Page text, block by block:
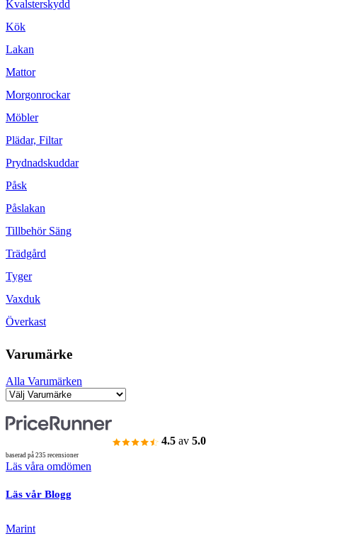
Kvalsterskydd
Kök
Lakan
Mattor
Morgonrockar
Möbler
Plädar, Filtar
Prydnadskuddar
Påsk
Påslakan
Tillbehör Säng
Trädgård
Tyger
Vaxduk
Överkast
Varumärke
Alla Varumärken
4.5 av 5.0
baserad på 235 recensioner
Läs våra omdömen
Läs vår Blogg
Marint